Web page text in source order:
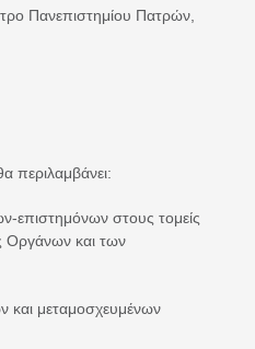
Πανεπιστημίου Πατρών,
περιλαμβάνει:
επιστημόνων στους τομείς
Οργάνων και των
και μεταμοσχευμένων